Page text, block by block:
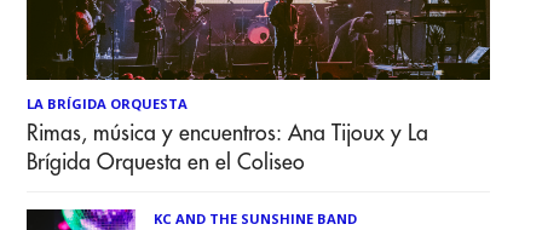
LA BRÍGIDA ORQUESTA
Rimas, música y encuentros: Ana Tijoux y La
Brígida Orquesta en el Coliseo
KC AND THE SUNSHINE BAND